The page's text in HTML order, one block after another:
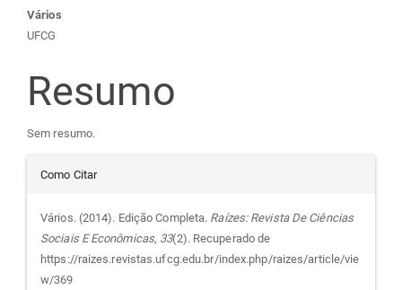
Conteúdo
do
artigo
principal
Vários
UFCG
Resumo
Sem resumo.
Detalhes
do
artigo
Como Citar
Vários. (2014). Edição Completa. Raízes: Revista De Ciências
Sociais E Econômicas, 33(2). Recuperado de
https://raizes.revistas.ufcg.edu.br/index.php/raizes/article/vie
w/369